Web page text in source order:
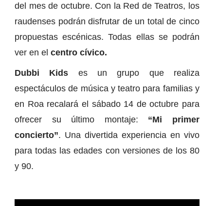
del mes de octubre. Con la Red de Teatros, los
raudenses podrán disfrutar de un total de cinco
propuestas escénicas. Todas ellas se podrán
ver en el centro cívico.
Dubbi Kids es un grupo que realiza
espectáculos de música y teatro para familias y
en Roa recalará el sábado 14 de octubre para
ofrecer su último montaje: “Mi primer
concierto”. Una divertida experiencia en vivo
para todas las edades con versiones de los 80
y 90.